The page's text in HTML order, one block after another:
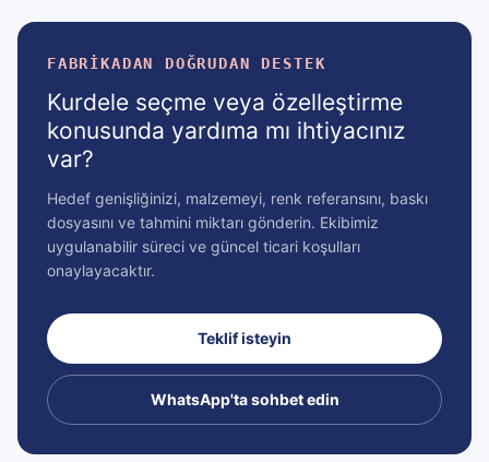
FABRIKADAN DOĞRUDAN DESTEK
Kurdele seçme veya özelleştirme
konusunda yardıma mı ihtiyacınız
var?
Hedef genişliğinizi, malzemeyi, renk referansını, baskı
dosyasını ve tahmini miktarı gönderin. Ekibimiz
uygulanabilir süreci ve güncel ticari koşulları
onaylayacaktır.
Teklif isteyin
WhatsApp'ta sohbet edin